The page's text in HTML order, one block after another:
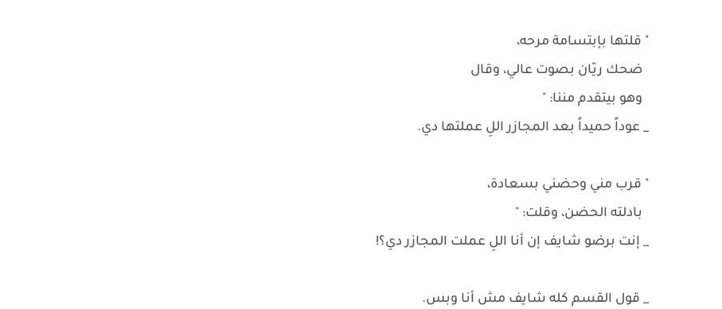
" قلتها بإبتسامة مرحه،
ضحك ريّان بصوت عالي، وقال
وهو بيتقدم مننا: "
_ عوداً حميداً بعد المجازر اللِ عملتها دي.
" قرب مني وحضني بسعادة،
بادلته الحضن، وقلت: "
_ إنت برضو شايف إن أنا اللِ عملت المجازر دي؟!
_ قول القسم كله شايف مش أنا وبس.